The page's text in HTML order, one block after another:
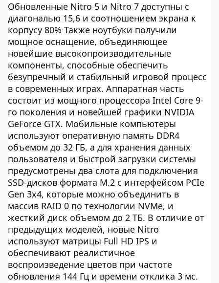
Обновленные Nitro 5 и Nitro 7 доступны с
диагональю 15,6 и соотношением экрана к
корпусу 80% Также ноутбуки получили
мощное оснащение, объединяющее
новейшие высокопроизводительные
компоненты, способные обеспечить
безупречный и стабильный игровой процесс
в современных играх. Аппаратная часть
состоит из мощного процессора Intel Core 9-
го поколения и новейшей графики NVIDIA
GeForce GTX. Мобильные компьютеры
используют оперативную память DDR4
объемом до 32 ГБ, а для хранения данных
пользователя и быстрой загрузки системы
предусмотрены два слота для подключения
SSD-дисков формата M.2 с интерфейсом PCIe
Gen 3x4, которые можно объединить в
массив RAID 0 по технологии NVMe, и
жесткий диск объемом до 2 ТБ. В отличие от
предыдущих моделей, новые Nitro
используют матрицы Full HD IPS и
обеспечивают реалистичное
воспроизведение цветов при частоте
обновления 144 Гц и времени отклика 3 мс.